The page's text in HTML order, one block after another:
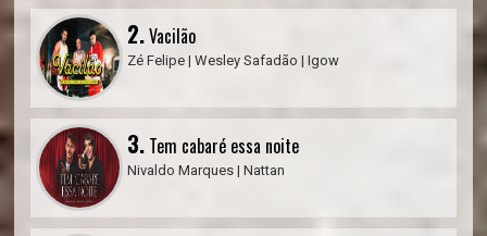
2.Vacilão
Zé Felipe | Wesley Safadão | Igow
3. Tem cabaré essa noite
Nivaldo Marques | Nattan